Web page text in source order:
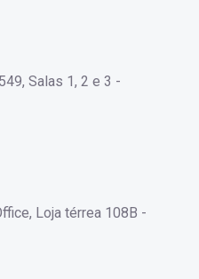
Salas 1, 2 e 3 -
Loja térrea 108B -